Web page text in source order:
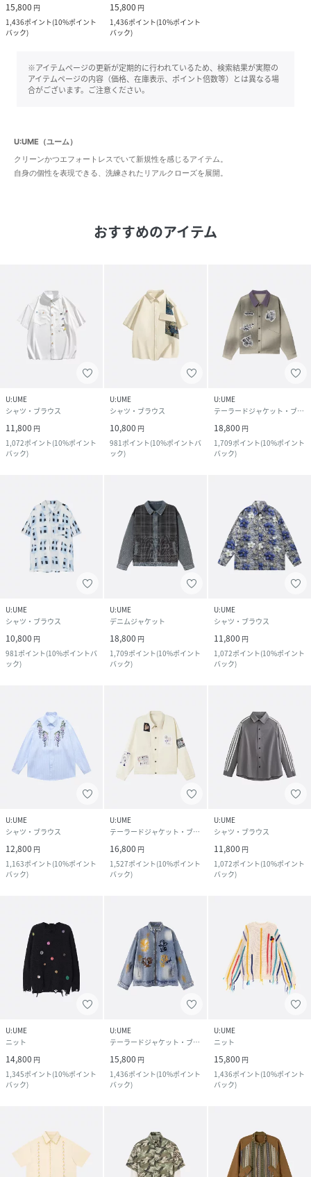
15,800 円
1,436ポイント(10%ポイント
バック)
15,800 円
1,436ポイント(10%ポイント
バック)
※アイテムページの更新が定期的に行われているため、検索結果が実際の
アイテムページの内容（価格、在庫表示、ポイント倍数等）とは異なる場
合がございます。ご注意ください。
U:UME（ユーム）
クリーンかつエフォートレスでいて新規性を感じるアイテム。
自身の個性を表現できる、洗練されたリアルクローズを展開。
おすすめのアイテム
U:UME
シャツ・ブラウス
11,800 円
1,072ポイント(10%ポイント
バック)
U:UME
シャツ・ブラウス
10,800 円
981ポイント(10%ポイントバ
ック)
U:UME
テーラードジャケット・ブレザー
18,800 円
1,709ポイント(10%ポイント
バック)
U:UME
シャツ・ブラウス
10,800 円
981 ポイント(10%ポイントバ
ック)
U:UME
デニムジャケット
18,800 円
1,709ポイント(10%ポイント
バック)
U:UME
シャツ・ブラウス
11,800 円
1,072ポイント(10%ポイント
バック)
U:UME
シャツ・ブラウス
12,800 円
1,163ポイント(10%ポイント
バック)
U:UME
テーラードジャケット・ブレザー
16,800 円
1,527ポイント(10%ポイント
バック)
U:UME
シャツ・ブラウス
11,800 円
1,072ポイント(10%ポイント
バック)
U:UME
ニット
14,800 円
1,345ポイント(10%ポイント
バック)
U:UME
テーラードジャケット・ブレザー
15,800 円
1,436ポイント(10%ポイント
バック)
U:UME
ニット
15,800 円
1,436ポイント(10%ポイント
バック)